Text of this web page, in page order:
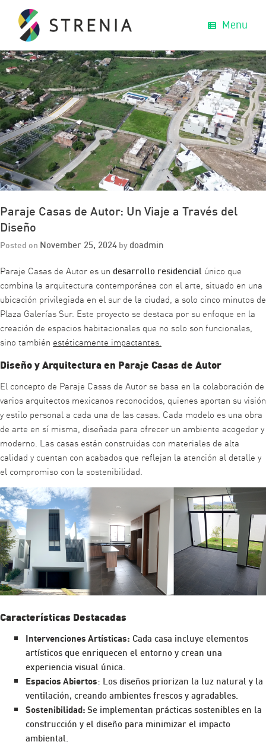
Menu
Paraje Casas de Autor: Un Viaje a Través del
Diseño
Posted on November 25, 2024 by doadmin
Paraje Casas de Autor es un desarrollo residencial único que
combina la arquitectura contemporánea con el arte, situado en una
ubicación privilegiada en el sur de la ciudad, a solo cinco minutos de
Plaza Galerías Sur. Este proyecto se destaca por su enfoque en la
creación de espacios habitacionales que no solo son funcionales,
sino también estéticamente impactantes.
Diseño y Arquitectura en Paraje Casas de Autor
El concepto de Paraje Casas de Autor se basa en la colaboración de
varios arquitectos mexicanos reconocidos, quienes aportan su visión
y estilo personal a cada una de las casas. Cada modelo es una obra
de arte en sí misma, diseñada para ofrecer un ambiente acogedor y
moderno. Las casas están construidas con materiales de alta
calidad y cuentan con acabados que reflejan la atención al detalle y
el compromiso con la sostenibilidad.
Características Destacadas
Intervenciones Artísticas: Cada casa incluye elementos
artísticos que enriquecen el entorno y crean una
experiencia visual única.
Espacios Abiertos: Los diseños priorizan la luz natural y la
ventilación, creando ambientes frescos y agradables.
Sostenibilidad:Se implementan prácticas sostenibles en la
construcción y el diseño para minimizar el impacto
ambiental.